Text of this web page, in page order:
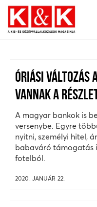
ÓRIÁSI VÁLTOZÁS
VANNAK A
A magyar bankok is
versenybe. Egyre
nyitni, személyi hitel,
babaváró támogatás
fotelból.
2020. JANUÁR 22.